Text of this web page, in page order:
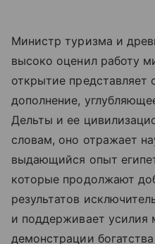
Министр туризма и
высоко оценил работу
открытие представляет
дополнение,
Дельты и ее
словам, оно отражает
выдающийся опыт
которые продолжают
результатов
и поддерживает усилия
демонстрации